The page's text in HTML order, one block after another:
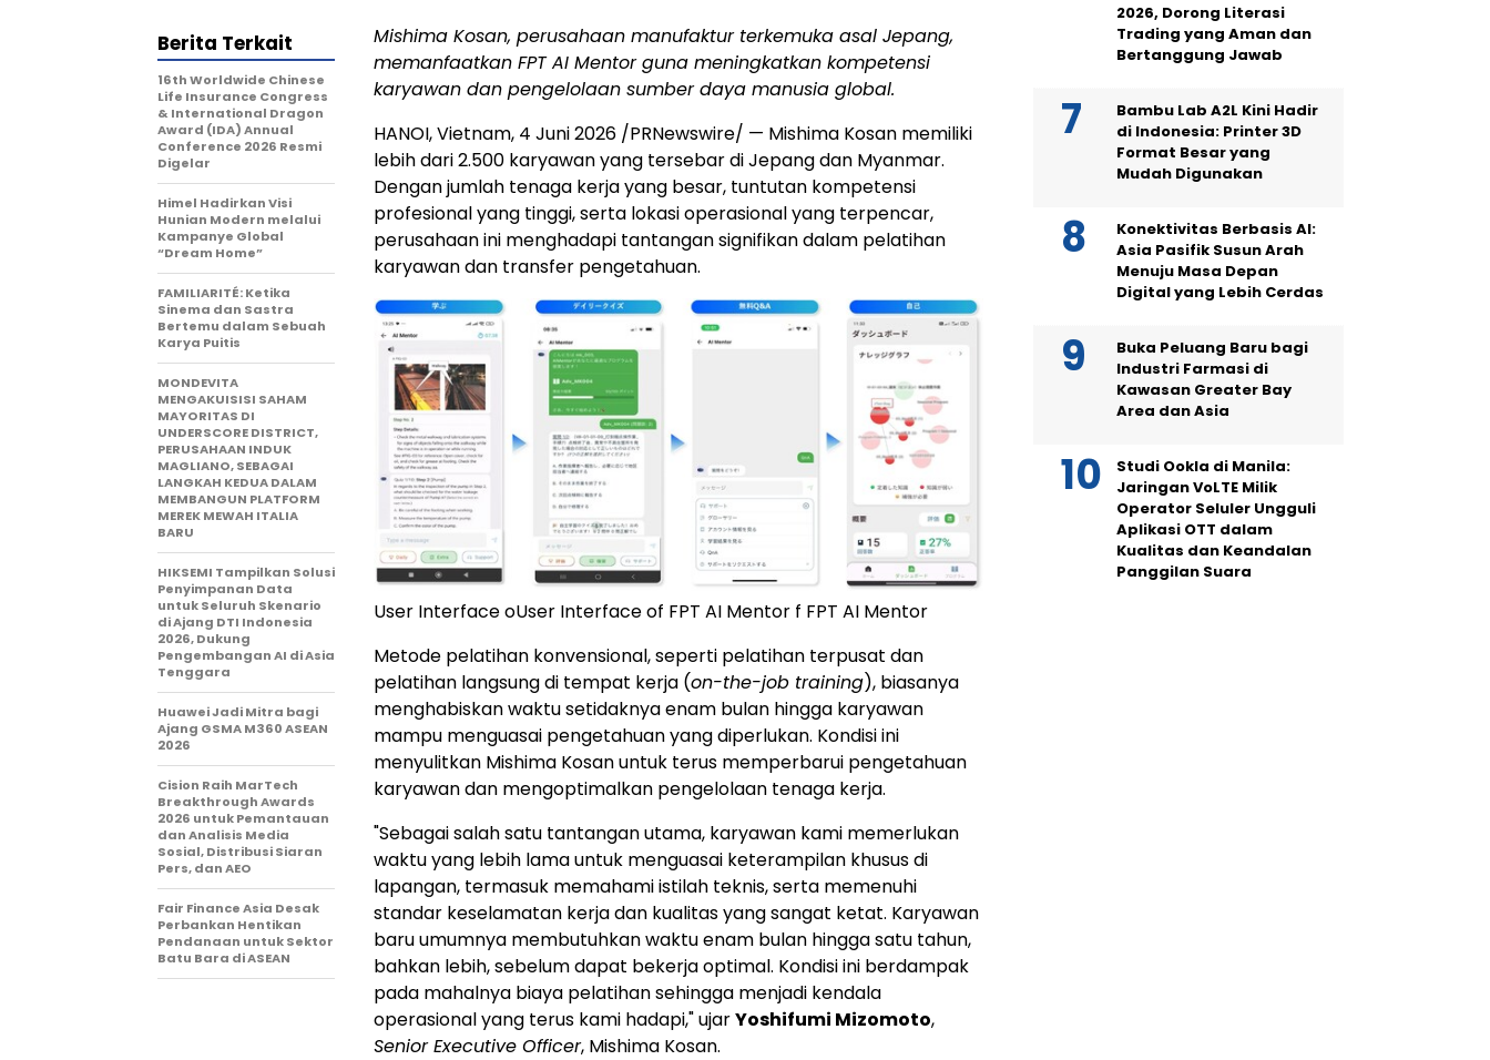
Mishima Kosan, perusahaan manufaktur terkemuka asal Jepang,
memanfaatkan FPT AI Mentor guna meningkatkan kompetensi
karyawan dan pengelolaan sumber daya manusia global.
HANOI, Vietnam, 4 Juni 2026 /PRNewswire/ — Mishima Kosan memiliki
lebih dari 2.500 karyawan yang tersebar di Jepang dan Myanmar.
Dengan jumlah tenaga kerja yang besar, tuntutan kompetensi
profesional yang tinggi, serta lokasi operasional yang terpencar,
perusahaan ini menghadapi tantangan signifikan dalam pelatihan
karyawan dan transfer pengetahuan.
User Interface oUser Interface of FPT AI Mentor f FPT AI Mentor
Metode pelatihan konvensional, seperti pelatihan terpusat dan
pelatihan langsung di tempat kerja (on-the-job training), biasanya
menghabiskan waktu setidaknya enam bulan hingga karyawan
mampu menguasai pengetahuan yang diperlukan. Kondisi ini
menyulitkan Mishima Kosan untuk terus memperbarui pengetahuan
karyawan dan mengoptimalkan pengelolaan tenaga kerja.
"Sebagai salah satu tantangan utama, karyawan kami memerlukan
waktu yang lebih lama untuk menguasai keterampilan khusus di
lapangan, termasuk memahami istilah teknis, serta memenuhi
standar keselamatan kerja dan kualitas yang sangat ketat. Karyawan
baru umumnya membutuhkan waktu enam bulan hingga satu tahun,
bahkan lebih, sebelum dapat bekerja optimal. Kondisi ini berdampak
pada mahalnya biaya pelatihan sehingga menjadi kendala
operasional yang terus kami hadapi," ujarYoshifumi Mizomoto,
Senior Executive Officer, Mishima Kosan.
Berita Terkait
16th Worldwide Chinese
Life Insurance Congress
& International Dragon
Award (IDA) Annual
Conference 2026 Resmi
Digelar
Himel Hadirkan Visi
Hunian Modern melalui
Kampanye Global
“Dream Home”
FAMILIARITÉ: Ketika
Sinema dan Sastra
Bertemu dalam Sebuah
Karya Puitis
MONDEVITA
MENGAKUISISI SAHAM
MAYORITAS DI
UNDERSCORE DISTRICT,
PERUSAHAAN INDUK
MAGLIANO, SEBAGAI
LANGKAH KEDUA DALAM
MEMBANGUN PLATFORM
MEREK MEWAH ITALIA
BARU
HIKSEMI Tampilkan Solusi
Penyimpanan Data
untuk Seluruh Skenario
di Ajang DTI Indonesia
2026, Dukung
Pengembangan AI di Asia
Tenggara
Huawei Jadi Mitra bagi
Ajang GSMA M360 ASEAN
2026
Cision Raih MarTech
Breakthrough Awards
2026 untuk Pemantauan
dan Analisis Media
Sosial, Distribusi Siaran
Pers, dan AEO
Fair Finance Asia Desak
Perbankan Hentikan
Pendanaan untuk Sektor
Batu Bara di ASEAN
2026, Dorong Literasi
Trading yang Aman dan
Bertanggung Jawab
Bambu Lab A2L Kini Hadir
di Indonesia: Printer 3D
Format Besar yang
Mudah Digunakan
Konektivitas Berbasis AI:
Asia Pasifik Susun Arah
Menuju Masa Depan
Digital yang Lebih Cerdas
Buka Peluang Baru bagi
Industri Farmasi di
Kawasan Greater Bay
Area dan Asia
Studi Ookla di Manila:
Jaringan VoLTE Milik
Operator Seluler Ungguli
Aplikasi OTT dalam
Kualitas dan Keandalan
Panggilan Suara